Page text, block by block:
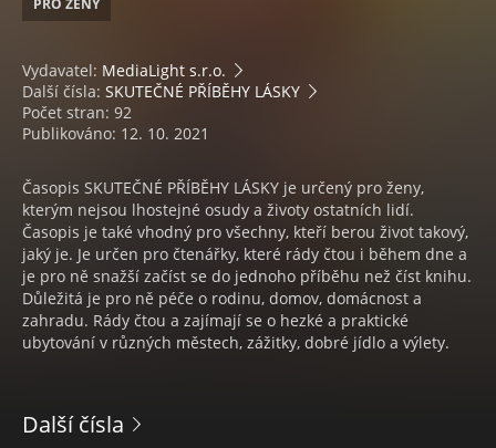
PRO ŽENY
Vydavatel: MediaLight s.r.o.
Další čísla: SKUTEČNÉ PŘÍBĚHY LÁSKY
Počet stran: 92
Publikováno: 12. 10. 2021
Časopis SKUTEČNÉ PŘÍBĚHY LÁSKY je určený pro ženy,
kterým nejsou lhostejné osudy a životy ostatních lidí.
Časopis je také vhodný pro všechny, kteří berou život takový,
jaký je. Je určen pro čtenářky, které rády čtou i během dne a
je pro ně snažší začíst se do jednoho příběhu než číst knihu.
Důležitá je pro ně péče o rodinu, domov, domácnost a
zahradu. Rády čtou a zajímají se o hezké a praktické
ubytování v různých městech, zážitky, dobré jídlo a výlety.
Další čísla